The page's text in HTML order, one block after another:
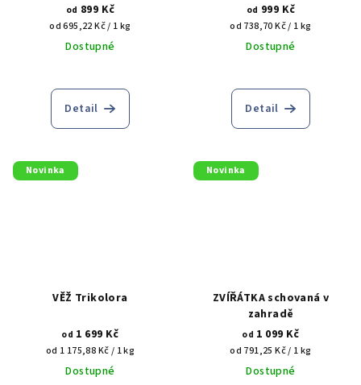
od 899 Kč
Měrná
cena:
od 695,22 Kč / 1 kg
Dostupné
Detail
od 999 Kč
Měrná
cena:
od 738,70 Kč / 1 kg
Dostupné
Detail
Novinka
VĚŽ Trikolora
od 1 699 Kč
Měrná
cena:
od 1 175,88 Kč / 1 kg
Dostupné
Novinka
ZVÍŘÁTKA schovaná v
zahradě
od 1 099 Kč
Měrná
cena:
od 791,25 Kč / 1 kg
Dostupné